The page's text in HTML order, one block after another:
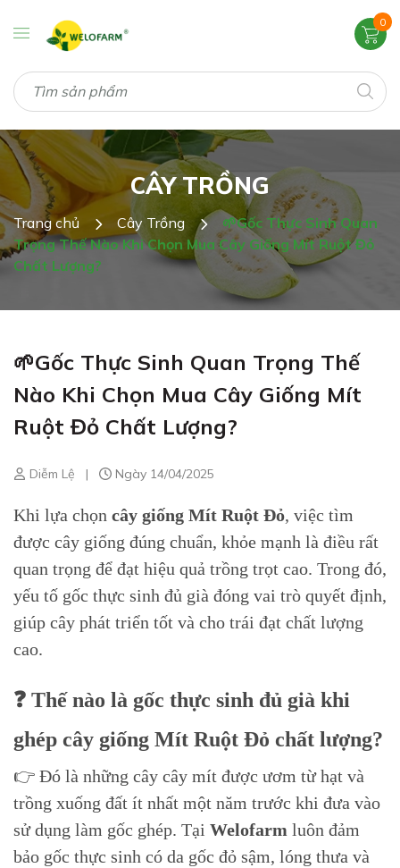
0
CÂY TRỒNG
Trang chủ Cây Trồng
🌱Gốc Thực Sinh Quan
Trọng Thế Nào Khi Chọn Mua Cây Giống Mít Ruột Đỏ
Chất Lượng?
🌱Gốc Thực Sinh Quan Trọng Thế
Nào Khi Chọn Mua Cây Giống Mít
Ruột Đỏ Chất Lượng?
Diễm Lệ | Ngày 14/04/2025
Khi lựa chọn cây giống Mít Ruột Đỏ, việc tìm
được cây giống đúng chuẩn, khỏe mạnh là điều rất
quan trọng để đạt hiệu quả trồng trọt cao. Trong đó,
yếu tố gốc thực sinh đủ già đóng vai trò quyết định,
giúp cây phát triển tốt và cho trái đạt chất lượng
cao.
❓ Thế nào là gốc thực sinh đủ già khi
ghép cây giống Mít Ruột Đỏ chất lượng?
👉 Đó là những cây cây mít được ươm từ hạt và
trồng xuống đất ít nhất một năm trước khi đưa vào
sử dụng làm gốc ghép. Tại Welofarm luôn đảm
bảo gốc thực sinh có da gốc đỏ sậm, lóng thưa và